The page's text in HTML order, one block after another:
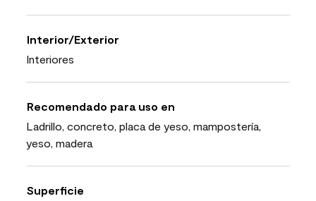
Interior/Exterior
Interiores
Recomendado para uso en
Ladrillo, concreto, placa de yeso, mampostería,
yeso, madera
Superficie